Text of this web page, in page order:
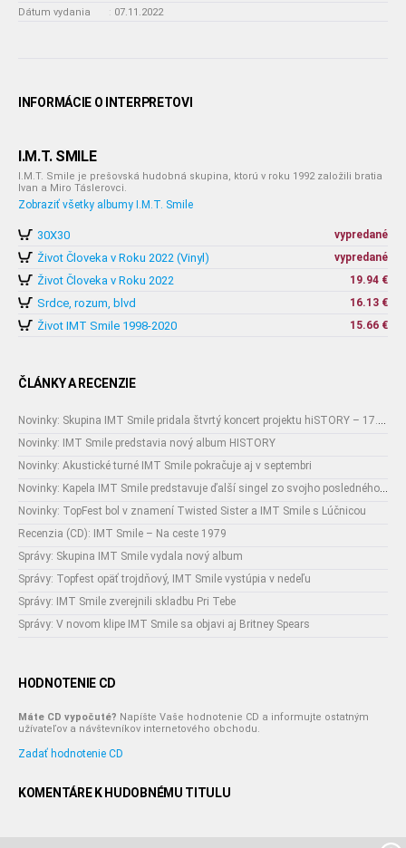
Dátum vydania
: 07.11.2022
INFORMÁCIE O INTERPRETOVI
I.M.T. SMILE
I.M.T. Smile je prešovská hudobná skupina, ktorú v roku 1992 založili bratia
Ivan a Miro Táslerovci.
Zobraziť všetky albumy I.M.T. Smile
30X30 vypredané
Život Človeka v Roku 2022 (Vinyl) vypredané
Život Človeka v Roku 2022 19.94 €
Srdce, rozum, blvd 16.13 €
Život IMT Smile 1998-2020 15.66 €
ČLÁNKY A RECENZIE
Novinky: Skupina IMT Smile pridala štvrtý koncert projektu hiSTORY – 17.12. Košice.
Novinky: IMT Smile predstavia nový album HISTORY
Novinky: Akustické turné IMT Smile pokračuje aj v septembri
Novinky: Kapela IMT Smile predstavuje ďalší singel zo svojho posledného albumu Na ceste 1979
Novinky: TopFest bol v znamení Twisted Sister a IMT Smile s Lúčnicou
Recenzia (CD): IMT Smile – Na ceste 1979
Správy: Skupina IMT Smile vydala nový album
Správy: Topfest opäť trojdňový, IMT Smile vystúpia v nedeľu
Správy: IMT Smile zverejnili skladbu Pri Tebe
Správy: V novom klipe IMT Smile sa objavi aj Britney Spears
HODNOTENIE CD
Máte CD vypočuté? Napíšte Vaše hodnotenie CD a informujte ostatným
užívateľov a návštevníkov internetového obchodu.
Zadať hodnotenie CD
KOMENTÁRE K HUDOBNÉMU TITULU